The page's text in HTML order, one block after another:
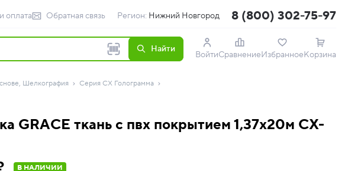
оплата Обратная связь Регион: Нижний Новгород 8 (800) 302-75-97
Найти
ВойтиСравнениеИзбранноеКорзина
Шелкография
Серия CX Голограмма
GRACE ткань с пвх покрытием 1,37х20м CX-
В НАЛИЧИИ